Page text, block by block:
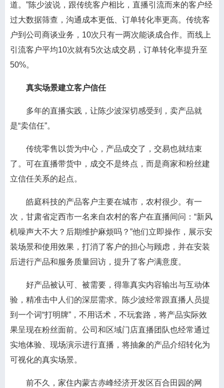
道。”陈少波说，跟传统客户相比，直播引流而来的客户经
过大数据筛查，沟通成本更低、订单转化率更高。传统客
户到公司商谈业务，10次只有一两次能谈成合作。而线上
引流客户平均10次就有5次达成交易，订单转化率提升至
50%。
真实场景建立客户信任
多年的直播实践，让陈少波深切感受到，卖产品就
是“卖信任”。
传统零售以货为中心，产品成交了，交易也就结束
了。可在直播带货中，成交不是终点，而是商家和粉丝建
立信任关系的起点。
皓庭科技的产品客户主要在城市，农村很少。有一
次，甘肃省定西市一名来自农村的客户在直播间问：“新风
机噪声大不大？后期维护麻烦吗？”他们立即操作，展示安
装场景和使用效果，打消了客户的担心与顾虑，并在安装
后进行产品和服务质量回访，提升了客户满意度。
好产品被认可、被需要，得靠真实内容输出与互动体
验，精准击中人们的深层需求。陈少波经常跟直播人员提
到一个词“打明牌”，不用话术，不玩套路，将产品实际效
果呈现在粉丝面前。公司和区域门店直播团队也经常通过
实地体验、现场演示进行直播，将抽象的产品介绍转化为
可视化的真实场景。
前不久，家住内蒙古赤峰经济开发区百合田园的网